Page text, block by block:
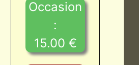
Occasion
:
15.00 €